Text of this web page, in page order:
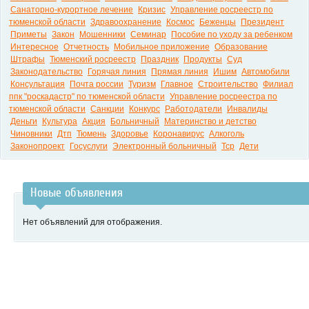
Санаторно-курортное лечение
Кризис Управление росреестр по
тюменской области Здравоохранение Космос Беженцы
Президент
Приметы Закон Мошенники Семинар
Пособие по уходу за ребенком
Интересное Отчетность Мобильное приложение Образование
Штрафы Тюменский росреестр Праздник Продукты Суд
Законодательство
Горячая линия Прямая линия Ишим Автомобили
Консультация
Почта россии Туризм Главное Строительство Филиал
ппк "роскадастр" по тюменской области Управление росреестра по
тюменской области Санкции Конкурс Работодатели
Инвалиды
Деньги
Культура Акция Больничный
Материнство и детство
Чиновники Дтп Тюмень Здоровье Коронавирус Алкоголь
Законопроект
Госуслуги Электронный больничный Тср Дети
Новые объявления
Нет объявлений для отображения.